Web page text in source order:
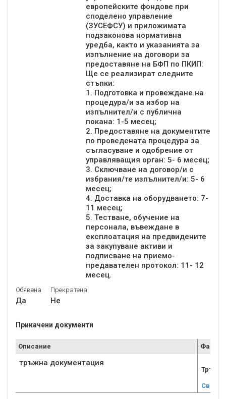
европейските фондове при
споделено управление
(ЗУСЕФСУ) и приложимата
подзаконова нормативна
уредба, както и указанията за
изпълнение на договори за
предоставяне на БФП по ПКИП:
Ще се реализират следните
стъпки:
1. Подготовка и провеждане на
процедура/и за избор на
изпълнител/и с публична
покана: 1-5 месец;
2. Предоставяне на документите
по проведената процедура за
съгласуване и одобрение от
управляващия орган: 5- 6 месец;
3. Сключване на договор/и с
избрания/те изпълнител/и: 5- 6
месец;
4. Доставка на оборудването: 7-
11 месец;
5. Тестване, обучение на
персонала, въвеждане в
експлоатация на предвидените
за закупуване активи и
подписване на приемо-
предавателен протокол: 11- 12
месец.
Обявена
Да
Прекратена
Не
Прикачени документи
Описание Файл
тръжна документация
Свали